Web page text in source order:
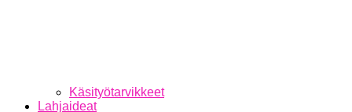
Käsityötarvikkeet
Lahjaideat